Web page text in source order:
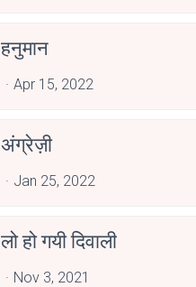
हनुमान
Apr 15, 2022
अंग्रेज़ी
Jan 25, 2022
लो हो गयी दिवाली
Nov 3, 2021